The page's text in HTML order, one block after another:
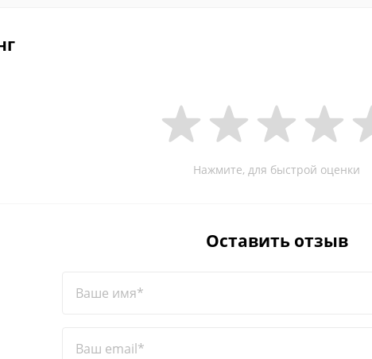
Нажмите, для быстрой оценки
Оставить отзыв
Ваше имя*
Ваш email*